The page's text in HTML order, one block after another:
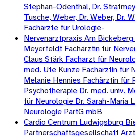
Stephan-Odenthal, Dr.
Tusche, Weber, Dr. Weber, Dr.
Fachärzte für Urologie-
Nervenarztpraxis Am
Meyerfeldt Fachärztin für
Claus Stärk Facharzt für
med. Ute Kunze Fachärztin für
Melanie Hennies Fachärztin für
Psychotherapie Dr. med. univ.
für Neurologie Dr. Sarah-Maria
Neurologie PartG mbB
Cardio Centrum Ludwigsburg
Partnerschaftsgesellschaft